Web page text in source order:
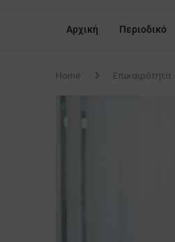
Αρχική Περιοδικό
Home Επικαιρότητα